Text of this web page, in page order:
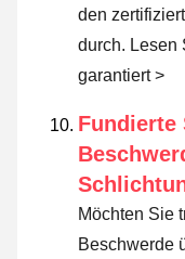
den
durch. Lesen
garantiert >
Fundierte
Möchten Sie
Beschwerde